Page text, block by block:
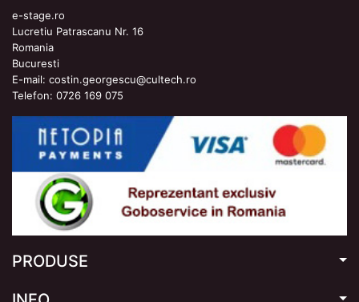
e-stage.ro
Lucretiu Patrascanu Nr. 16
Romania
Bucuresti
E-mail: costin.georgescu@cultech.ro
Telefon: 0726 169 075
PRODUSE